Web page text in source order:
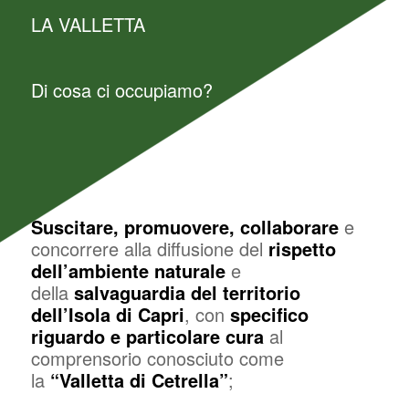
LA VALLETTA
Di cosa ci occupiamo?
Suscitare, promuovere, collaboraree
concorrere alla diffusione del rispetto
dell’ambiente naturalee
della salvaguardia del territorio
dell’Isola di Capri, con specifico
riguardo e particolare curaal
comprensorio conosciuto come
la “Valletta di Cetrella”;